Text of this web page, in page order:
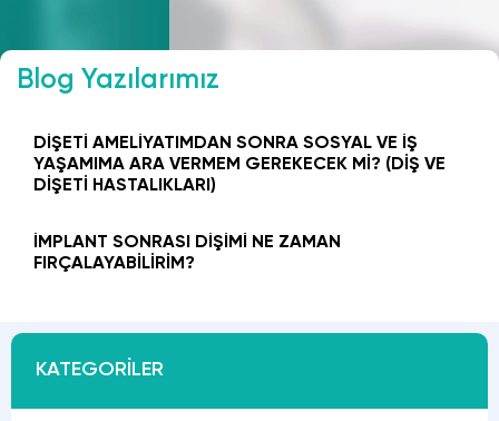
Blog Yazılarımız
DIŞETI AMELIYATIMDAN SONRA SOSYAL VE IŞ
YAŞAMIMA ARA VERMEM GEREKECEK MI? (DIŞ VE
DIŞETI HASTALIKLARI)
İMPLANT SONRASI DIŞIMI NE ZAMAN
FIRÇALAYABILIRIM?
KATEGORİLER